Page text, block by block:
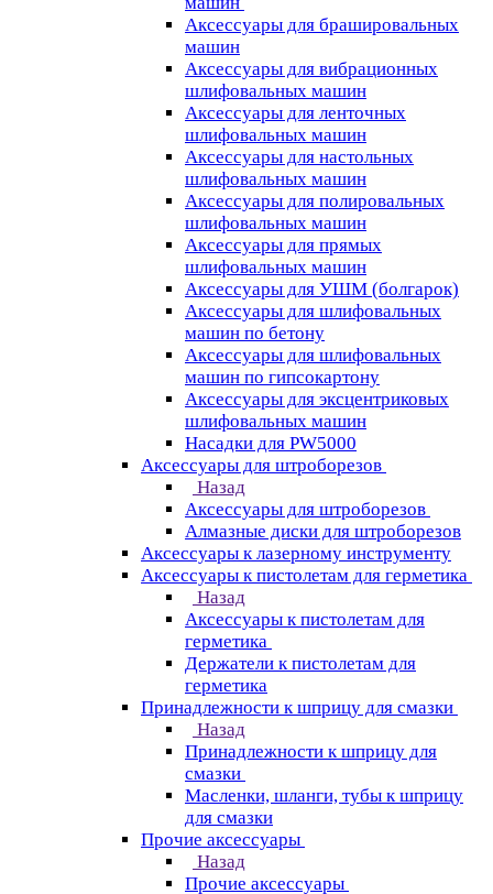
Аксессуары для брашировальных
машин
Аксессуары для вибрационных
шлифовальных машин
Аксессуары для ленточных
шлифовальных машин
Аксессуары для настольных
шлифовальных машин
Аксессуары для полировальных
шлифовальных машин
Аксессуары для прямых
шлифовальных машин
Аксессуары для УШМ (болгарок)
Аксессуары для шлифовальных
машин по бетону
Аксессуары для шлифовальных
машин по гипсокартону
Аксессуары для эксцентриковых
шлифовальных машин
Насадки для PW5000
Аксессуары для штроборезов
Назад
Аксессуары для штроборезов
Алмазные диски для штроборезов
Аксессуары к лазерному инструменту
Аксессуары к пистолетам для герметика
Назад
Аксессуары к пистолетам для
герметика
Держатели к пистолетам для
герметика
Принадлежности к шприцу для смазки
Назад
Принадлежности к шприцу для
смазки
Масленки, шланги, тубы к шприцу
для смазки
Прочие аксессуары
Назад
Прочие аксессуары